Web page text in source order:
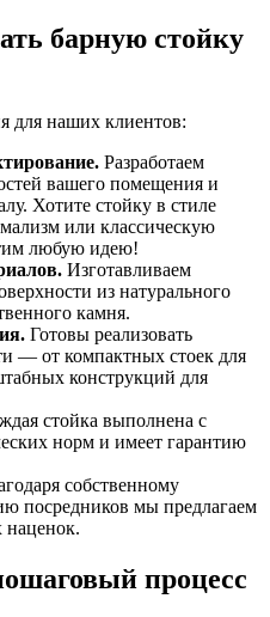
барную стойку
для наших клиентов:
Разработаем
вашего помещения и
Хотите стойку в стиле
или классическую
любую идею!
Изготавливаем
из натурального
камня.
Готовы реализовать
— от компактных стоек для
конструкций для
стойка выполнена с
норм и имеет гарантию
собственному
посредников мы предлагаем
процесс